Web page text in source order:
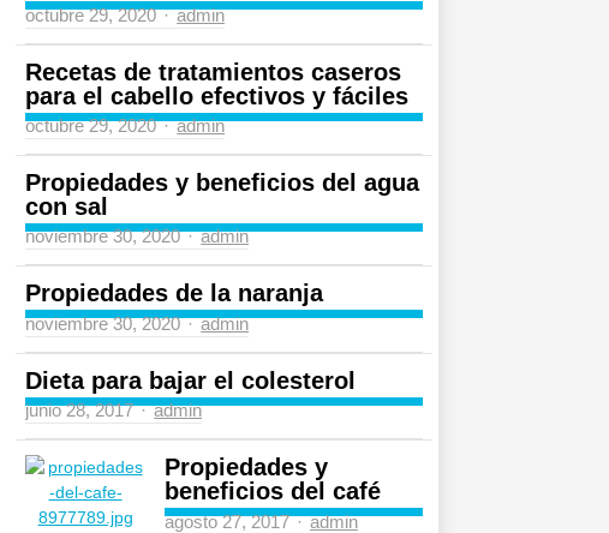
octubre 29, 2020 Author
admin
Recetas de tratamientos caseros
para el cabello efectivos y fáciles
octubre 29, 2020 Author
admin
Propiedades y beneficios del agua
con sal
noviembre 30, 2020 Author
admin
Propiedades de la naranja
noviembre 30, 2020 Author
admin
Dieta para bajar el colesterol
junio 28, 2017 Author
admin
Propiedades y
beneficios del café
agosto 27, 2017 Author
admin